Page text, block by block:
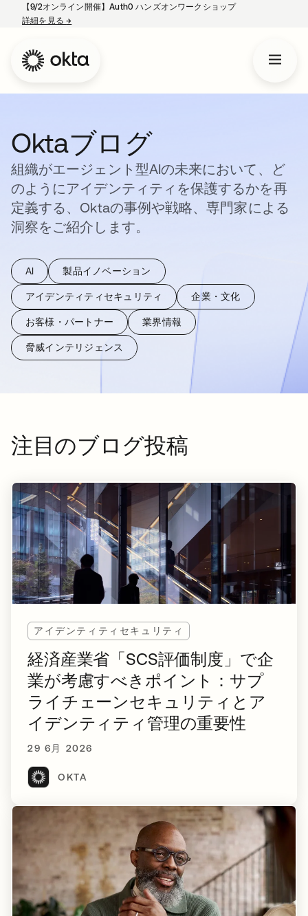
【9/2オンライン開催】Auth0 ハンズオンワークショップ
詳細を見る→
Oktaブログ
組織がエージェント型AIの未来において、ど
のようにアイデンティティを保護するかを再
定義する、Oktaの事例や戦略、専門家による
洞察をご紹介します。
AI 製品イノベーション
アイデンティティセキュリティ 企業・文化
お客様・パートナー 業界情報
脅威インテリジェンス
注目のブログ投稿
アイデンティティセキュリティ
経済産業省「SCS評価制度」で企
業が考慮すべきポイント：サプ
ライチェーンセキュリティとア
イデンティティ管理の重要性
29 6月 2026
OKTA